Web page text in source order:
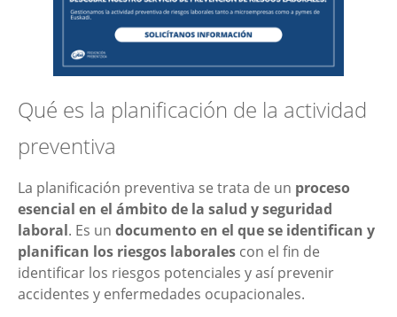
Qué es la planificación de la actividad
preventiva
La planificación preventiva se trata de un proceso
esencial en el ámbito de la salud y seguridad
laboral. Es un documento en el que se identifican y
planifican los riesgos laborales con el fin de
identificar los riesgos potenciales y así prevenir
accidentes y enfermedades ocupacionales.